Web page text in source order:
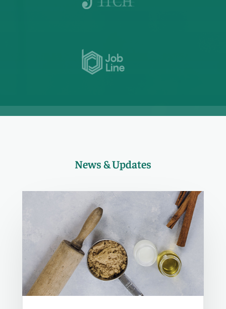
News & Updates